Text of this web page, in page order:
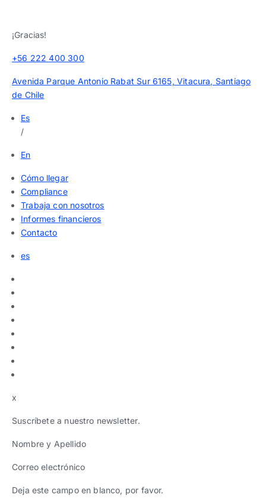
¡Gracias!
+56 222 400 300
Avenida Parque Antonio Rabat Sur 6165, Vitacura, Santiago
de Chile
Es
/
En
Cómo llegar
Compliance
Trabaja con nosotros
Informes financieros
Contacto
es
x
Suscríbete a nuestro newsletter.
Nombre y Apellido
Correo electrónico
Deja este campo en blanco, por favor.